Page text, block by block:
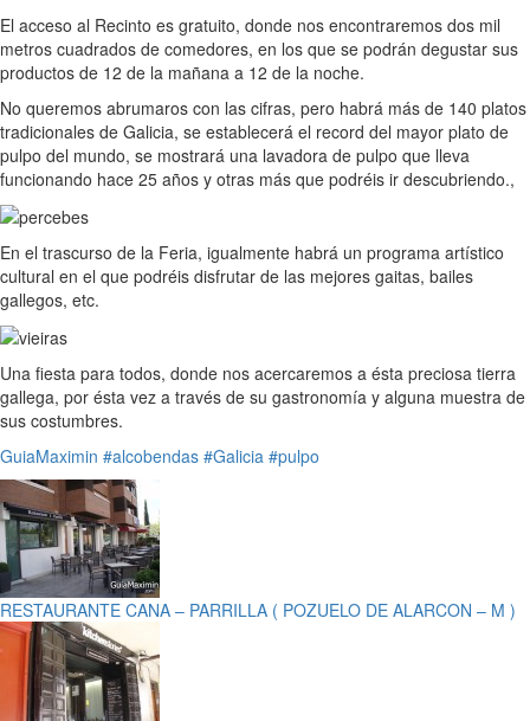
El acceso al Recinto es gratuito, donde nos encontraremos dos mil
metros cuadrados de comedores, en los que se podrán degustar sus
productos de 12 de la mañana a 12 de la noche.
No queremos abrumaros con las cifras, pero habrá más de 140 platos
tradicionales de Galicia, se establecerá el record del mayor plato de
pulpo del mundo, se mostrará una lavadora de pulpo que lleva
funcionando hace 25 años y otras más que podréis ir descubriendo.,
En el trascurso de la Feria, igualmente habrá un programa artístico
cultural en el que podréis disfrutar de las mejores gaitas, bailes
gallegos, etc.
Una fiesta para todos, donde nos acercaremos a ésta preciosa tierra
gallega, por ésta vez a través de su gastronomía y alguna muestra de
sus costumbres.
GuiaMaximin #alcobendas #Galicia #pulpo
RESTAURANTE CANA – PARRILLA ( POZUELO DE ALARCON – M )